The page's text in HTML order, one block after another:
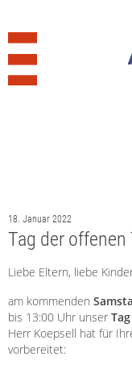
18. Januar 2022
Tag der offenen
Liebe Eltern, liebe
am kommenden
bis 13:00 Uhr unser
Herr Koepsell hat für
vorbereitet: